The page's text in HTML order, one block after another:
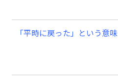
「平時に戻った」という意味